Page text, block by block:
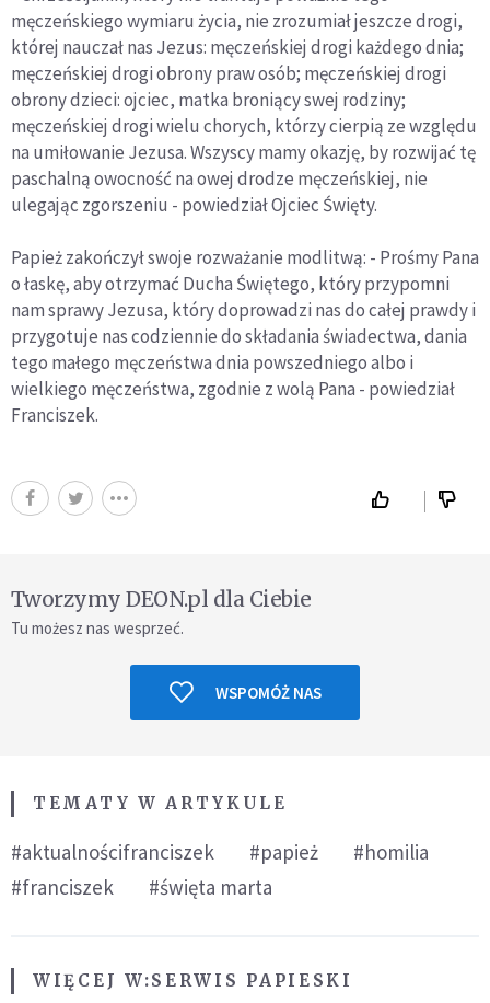
męczeńskiego wymiaru życia, nie zrozumiał jeszcze drogi,
której nauczał nas Jezus: męczeńskiej drogi każdego dnia;
męczeńskiej drogi obrony praw osób; męczeńskiej drogi
obrony dzieci: ojciec, matka broniący swej rodziny;
męczeńskiej drogi wielu chorych, którzy cierpią ze względu
na umiłowanie Jezusa. Wszyscy mamy okazję, by rozwijać tę
paschalną owocność na owej drodze męczeńskiej, nie
ulegając zgorszeniu - powiedział Ojciec Święty.
Papież zakończył swoje rozważanie modlitwą: - Prośmy Pana
o łaskę, aby otrzymać Ducha Świętego, który przypomni
nam sprawy Jezusa, który doprowadzi nas do całej prawdy i
przygotuje nas codziennie do składania świadectwa, dania
tego małego męczeństwa dnia powszedniego albo i
wielkiego męczeństwa, zgodnie z wolą Pana - powiedział
Franciszek.
Tworzymy DEON.pl dla Ciebie
Tu możesz nas wesprzeć.
WSPOMÓŻ NAS
TEMATY W ARTYKULE
#aktualnościfranciszek #papież
#homilia
#franciszek
#święta marta
WIĘCEJ W:SERWIS PAPIESKI